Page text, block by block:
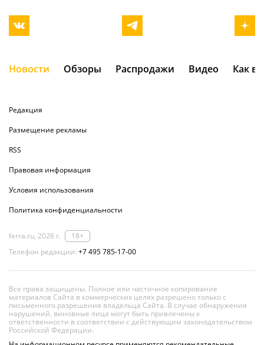
Новости Обзоры Распродажи Видео Как
Редакция
Размещение рекламы
RSS
Правовая информация
Условия использования
Политика конфиденциальности
ferra.ru, 2026 г.
18+
Телефон редакции: +7 495 785-17-00
Все права защищены. Полное или частичное копирование
материалов Сайта в коммерческих целях разрешено только с
письменного разрешения владельца Сайта. В случае обнаружения
нарушений, виновные лица могут быть привлечены к
ответственности в соответствии с действующим законодательством
Российской Федерации.